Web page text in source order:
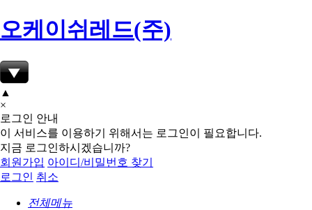
오케이쉬레드(주)
▲
×
로그인 안내
이 서비스를 이용하기 위해서는 로그인이 필요합니다.
지금 로그인하시겠습니까?
회원가입 아이디/비밀번호 찾기
로그인 취소
전체메뉴